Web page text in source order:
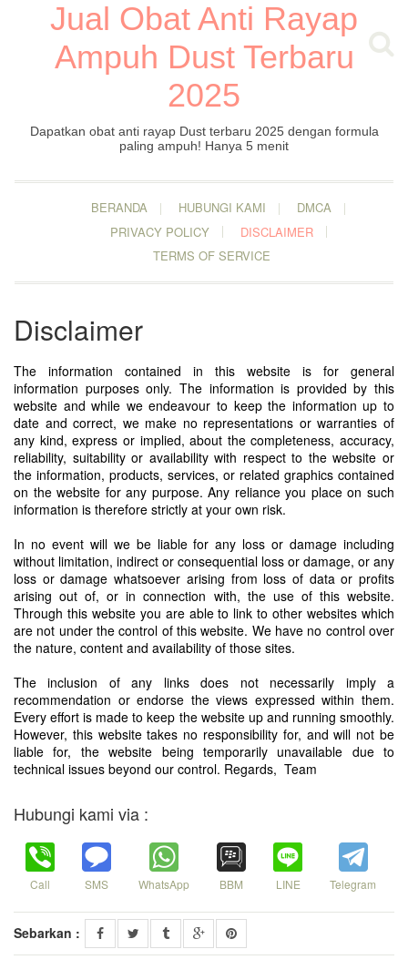
Jual Obat Anti Rayap
Ampuh Dust Terbaru
2025
Dapatkan obat anti rayap Dust terbaru 2025 dengan formula
paling ampuh! Hanya 5 menit
BERANDA HUBUNGI KAMI
DMCA
PRIVACY POLICY
DISCLAIMER
TERMS OF SERVICE
Disclaimer
The information contained in this website is for general
information purposes only. The information is provided by this
website and while we endeavour to keep the information up to
date and correct, we make no representations or warranties of
any kind, express or implied, about the completeness, accuracy,
reliability, suitability or availability with respect to the website or
the information, products, services, or related graphics contained
on the website for any purpose. Any reliance you place on such
information is therefore strictly at your own risk.
In no event will we be liable for any loss or damage including
without limitation, indirect or consequential loss or damage, or any
loss or damage whatsoever arising from loss of data or profits
arising out of, or in connection with, the use of this website.
Through this website you are able to link to other websites which
are not under the control of this website. We have no control over
the nature, content and availability of those sites.
The inclusion of any links does not necessarily imply a
recommendation or endorse the views expressed within them.
Every effort is made to keep the website up and running smoothly.
However, this website takes no responsibility for, and will not be
liable for, the website being temporarily unavailable due to
technical issues beyond our control. Regards, Team
Hubungi kami via :
Call SMS WhatsApp BBM LINE Telegram
Sebarkan :